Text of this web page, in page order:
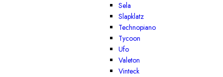
Sela
Slapklatz
Technopiano
Tycoon
Ufo
Valeton
Vinteck